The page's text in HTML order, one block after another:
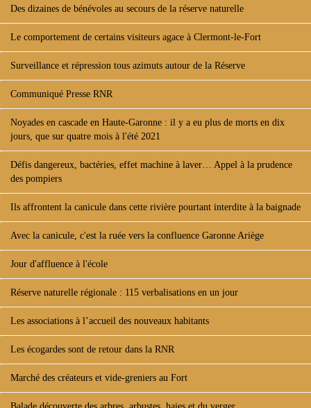
Des dizaines de bénévoles au secours de la réserve naturelle
Le comportement de certains visiteurs agace à Clermont-le-Fort
Surveillance et répression tous azimuts autour de la Réserve
Communiqué Presse RNR
Noyades en cascade en Haute-Garonne : il y a eu plus de morts en dix
jours, que sur quatre mois à l'été 2021
Défis dangereux, bactéries, effet machine à laver… Appel à la prudence
des pompiers
Ils affrontent la canicule dans cette rivière pourtant interdite à la baignade
Avec la canicule, c'est la ruée vers la confluence Garonne Ariège
Jour d'affluence à l'école
Réserve naturelle régionale : 115 verbalisations en un jour
Les associations à l’accueil des nouveaux habitants
Les écogardes sont de retour dans la RNR
Marché des créateurs et vide-greniers au Fort